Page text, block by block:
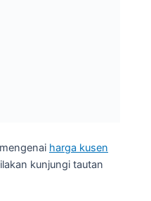
harga kusen
kunjungi tautan